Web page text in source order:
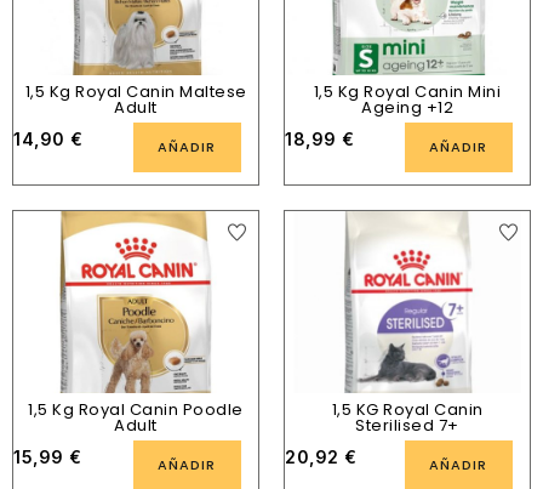
1,5 Kg Royal Canin Maltese
Adult
14,90 € AÑADIR
1,5 Kg Royal Canin Mini
Ageing +12
18,99 € AÑADIR
1,5 Kg Royal Canin Poodle
Adult
15,99 € AÑADIR
1,5 KG Royal Canin
Sterilised 7+
20,92 € AÑADIR